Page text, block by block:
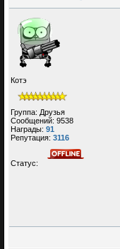
Котэ
Группа: Друзья
Сообщений: 9538
Награды: 91
Репутация: 3116
Статус: